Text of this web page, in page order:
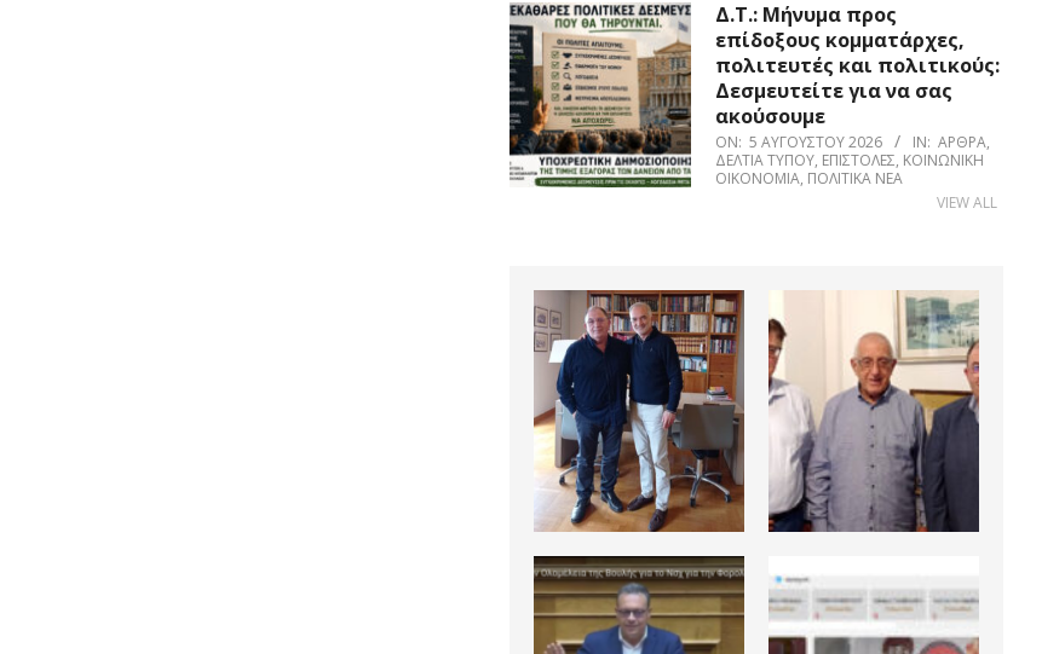
Δ.Τ.: Μήνυμα προς
επίδοξους κομματάρχες,
πολιτευτές και πολιτικούς:
Δεσμευτείτε για να σας
ακούσουμε
ON: 5 ΑΥΓΟΎΣΤΟΥ 2026 IN: ΆΡΘΡΑ,
ΔΕΛΤΊΑ ΤΎΠΟΥ, ΕΠΙΣΤΟΛΈΣ, ΚΟΙΝΩΝΙΚΉ
ΟΙΚΟΝΟΜΊΑ, ΠΟΛΙΤΙΚΆ ΝΈΑ
VIEW ALL